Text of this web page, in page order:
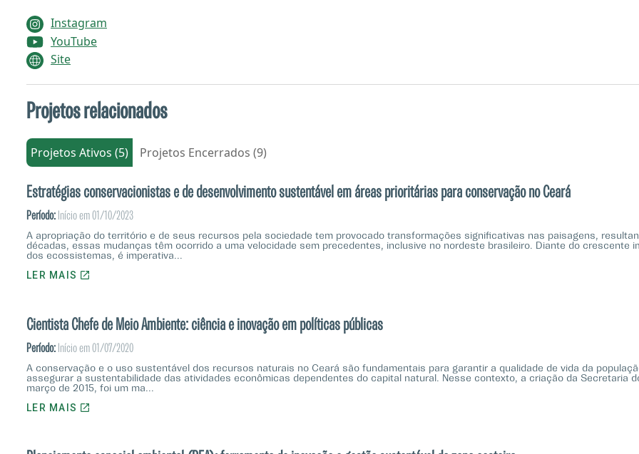
Instagram
YouTube
Site
Projetos relacionados
Projetos Ativos (5) Projetos Encerrados (9)
Estratégias conservacionistas e de desenvolvimento sustentável em áreas prioritárias para conservação no Ceará
Período: Início em 01/10/2023
A apropriação do território e de seus recursos pela sociedade tem provocado transformações significativas nas paisagens,
décadas, essas mudanças têm ocorrido a uma velocidade sem precedentes, inclusive no nordeste brasileiro. Diante do crescente
dos ecossistemas, é imperativa...
LER MAIS
Cientista Chefe de Meio Ambiente: ciência e inovação em políticas públicas
Período: Início em 01/07/2020
A conservação e o uso sustentável dos recursos naturais no Ceará são fundamentais para garantir a qualidade de vida da
assegurar a sustentabilidade das atividades econômicas dependentes do capital natural. Nesse contexto, a criação da Secretaria
março de 2015, foi um ma...
LER MAIS